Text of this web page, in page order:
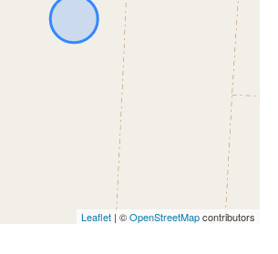
Leaflet | ©OpenStreetMapcontributors